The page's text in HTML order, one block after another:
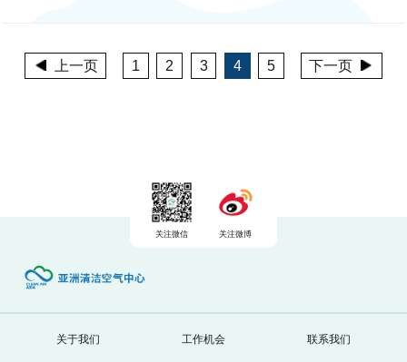
上一页 1 2 3 4 5 下一页
关注微信 关注微博
关于我们 工作机会 联系我们